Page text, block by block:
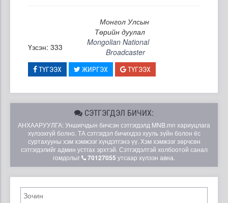
Монгол Улсын
Төрийн дуулал
Үзсэн: 333
Mongolian National
Broadcaster
ТҮГЭЭХ ЖИРГЭХ ТҮГЭЭХ
СЭТГЭГДЭЛ БИЧИХ:
АНХААРУУЛГА: Уншигчдын бичсэн сэтгэгдэлд MNB.mn хариуцлага
хүлээхгүй болно. ТА сэтгэгдэл бичихдээ хууль зүйн болон ёс
суртахууны хэм хэмжээг хүндэтгэнэ үү. Хэм хэмжээг зөрчсөн
сэтгэгдэлийг админ устгах эрхтэй. Сэтгэгдэлтэй холбоотой санал
гомдолыг
70127055 утсаар хүлээн авна.